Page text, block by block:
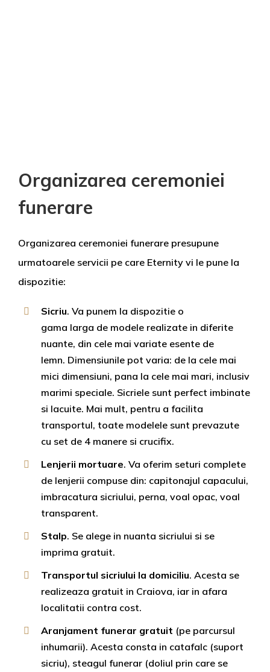
Organizarea ceremoniei
funerare
Organizarea ceremoniei funerare presupune
urmatoarele servicii pe care Eternity vi le pune la
dispozitie:
Sicriu. Va punem la dispozitie o
gama larga de modele realizate in diferite
nuante, din cele mai variate esente de
lemn. Dimensiunile pot varia: de la cele mai
mici dimensiuni, pana la cele mai mari, inclusiv
marimi speciale. Sicriele sunt perfect imbinate
si lacuite. Mai mult, pentru a facilita
transportul, toate modelele sunt prevazute
cu set de 4 manere si crucifix.
Lenjerii mortuare. Va oferim seturi complete
de lenjerii compuse din: capitonajul capacului,
imbracatura sicriului, perna, voal opac, voal
transparent.
Stalp. Se alege in nuanta sicriului si se
imprima gratuit.
Transportul sicriului la domiciliu. Acesta se
realizeaza gratuit in Craiova, iar in afara
localitatii contra cost.
Aranjament funerar gratuit (pe parcursul
inhumarii). Acesta consta in catafalc (suport
sicriu), steagul funerar (doliul prin care se